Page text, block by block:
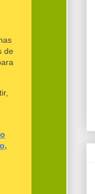
de